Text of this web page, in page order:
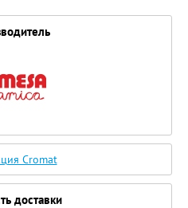
Cromat
доставки